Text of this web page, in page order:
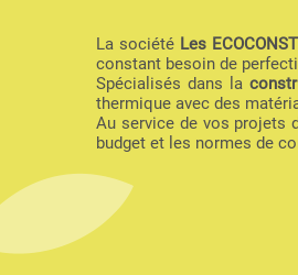
La société Les
constant besoin de
Spécialisés dans la
thermique avec des
Au service de vos projets
budget et les normes de